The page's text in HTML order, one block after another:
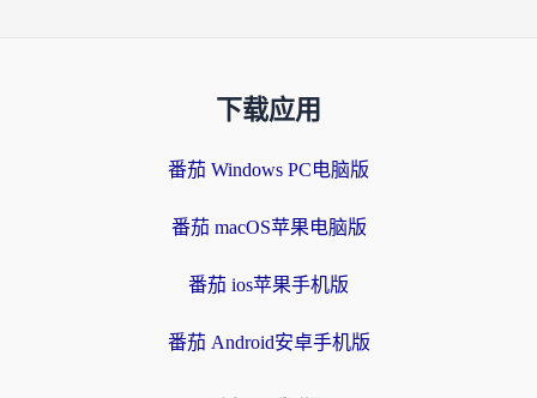
下载应用
番茄 Windows PC电脑版
番茄 macOS苹果电脑版
番茄 ios苹果手机版
番茄 Android安卓手机版